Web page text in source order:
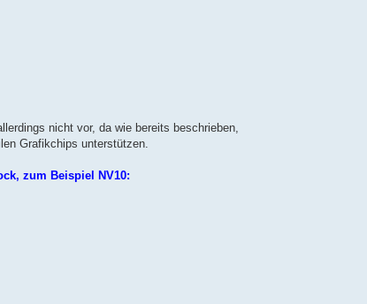
nicht vor, da wie bereits beschrieben,
Grafikchips unterstützen.
zum Beispiel NV10: